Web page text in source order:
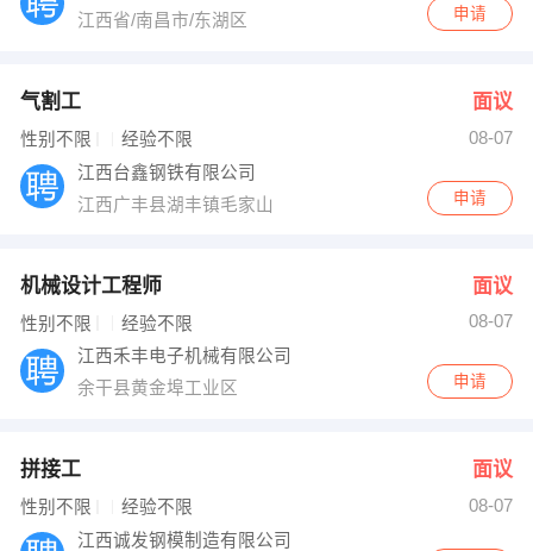
江西省/南昌市/东湖区
申请
气割工 面议
性别不限 经验不限
08-07
江西台鑫钢铁有限公司
江西广丰县湖丰镇毛家山
申请
机械设计工程师 面议
性别不限 经验不限
08-07
江西禾丰电子机械有限公司
余干县黄金埠工业区
申请
拼接工 面议
性别不限 经验不限
08-07
江西诚发钢模制造有限公司